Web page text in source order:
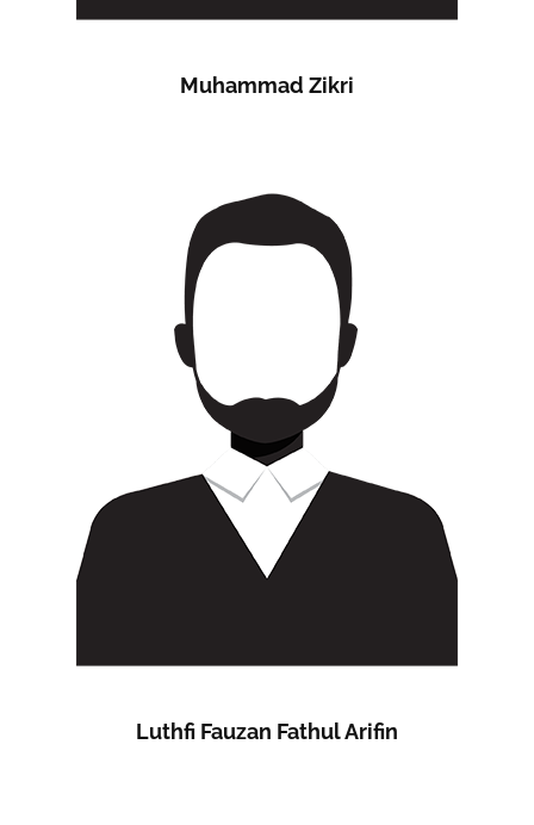
Muhammad Zikri
Luthfi Fauzan Fathul Arifin